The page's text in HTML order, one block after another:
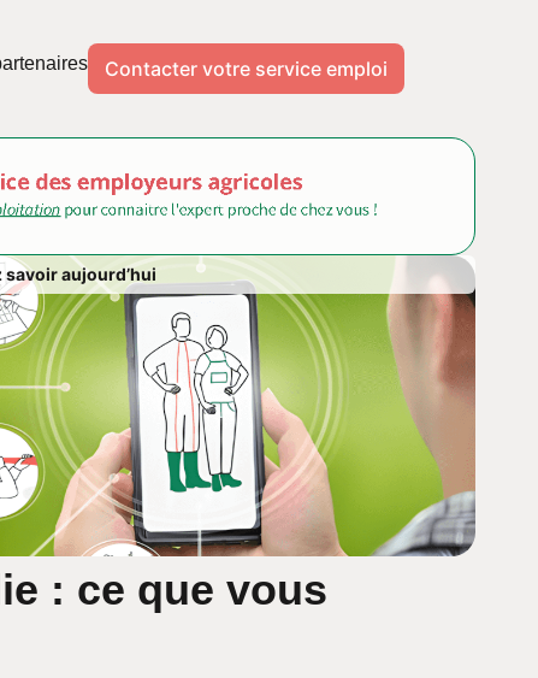
Contacter votre service emploi
savoir aujourd’hui
: ce que vous